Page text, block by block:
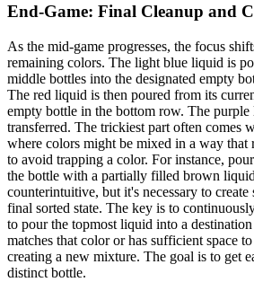
End-Game: Final Cleanup and
As the mid-game progresses, the focus
remaining colors. The light blue liquid is
middle bottles into the designated empty
The red liquid is then poured from its
empty bottle in the bottom row. The
transferred. The trickiest part often comes
where colors might be mixed in a way that
to avoid trapping a color. For instance,
the bottle with a partially filled brown
counterintuitive, but it's necessary to create
final sorted state. The key is to
to pour the topmost liquid into a
matches that color or has sufficient space
creating a new mixture. The goal is to get
distinct bottle.